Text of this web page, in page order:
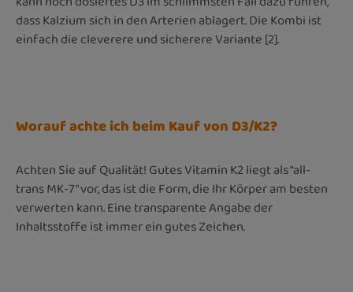
dass Kalzium sich in den Arterien ablagert. Die Kombi ist
einfach die cleverere und sicherere Variante [2].
Worauf achte ich beim Kauf von D3/K2?
Achten Sie auf Qualität! Gutes Vitamin K2 liegt als "all-
trans MK-7" vor, das ist die Form, die Ihr Körper am besten
verwerten kann. Eine transparente Angabe der
Inhaltsstoffe ist immer ein gutes Zeichen.